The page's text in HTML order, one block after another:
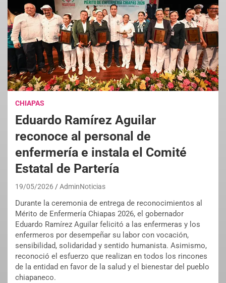
CHIAPAS
Eduardo Ramírez Aguilar
reconoce al personal de
enfermería e instala el Comité
Estatal de Partería
19/05/2026 AdminNoticias
Durante la ceremonia de entrega de reconocimientos al
Mérito de Enfermería Chiapas 2026, el gobernador
Eduardo Ramírez Aguilar felicitó a las enfermeras y los
enfermeros por desempeñar su labor con vocación,
sensibilidad, solidaridad y sentido humanista. Asimismo,
reconoció el esfuerzo que realizan en todos los rincones
de la entidad en favor de la salud y el bienestar del pueblo
chiapaneco.